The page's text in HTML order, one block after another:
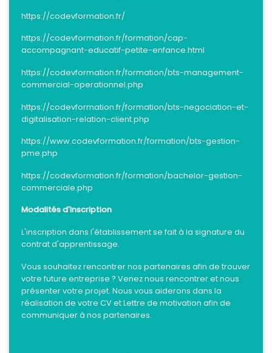
https://codevformation.fr/
https://codevformation.fr/formation/cap-
accompagnant-educatif-petite-enfance.html
https://codevformation.fr/formation/bts-management-
commercial-operationnel.php
https://codevformation.fr/formation/bts-negociation-et-
digitalisation-relation-client.php
https://www.codevformation.fr/formation/bts-gestion-
pme.php
https://codevformation.fr/formation/bachelor-gestion-
commerciale.php
Modalités d'inscription
L'inscription dans l'établissement se fait à la signature du
contrat d'apprentissage.
Vous souhaitez rencontrer nos partenaires afin de trouver
votre future entreprise ? Venez nous rencontrer et nous
présenter votre projet. Nous vous aiderons dans la
réalisation de votre CV et Lettre de motivation afin de
communiquer à nos partenaires.